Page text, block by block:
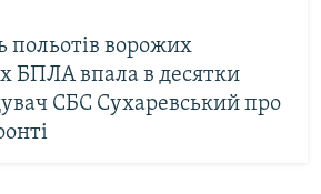
польотів ворожих
БПЛА впала в десятки
СБС Сухаревський про